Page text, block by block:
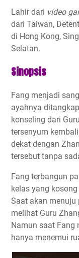
Lahir dari video
dari Taiwan,
di Hong Kong,
Selatan.
Sinopsis
Fang menjadi
ayahnya
konseling dari
tersenyum
dekat dengan
tersebut tanpa
Fang terbangun
kelas yang
Saat akan menuju
melihat Guru
Namun saat Fang
hanya menemui